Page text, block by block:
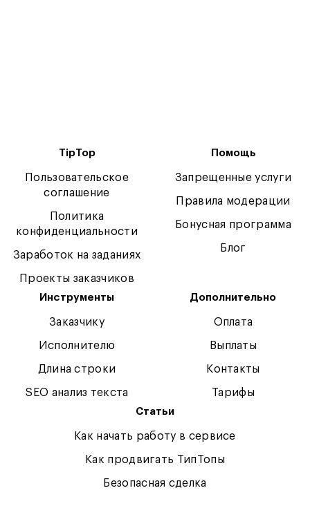
TipTop
Пользовательское
соглашение
Политика
конфиденциальности
Заработок на заданиях
Проекты заказчиков
Помощь
Запрещенные услуги
Правила модерации
Бонусная программа
Блог
Инструменты
Заказчику
Исполнителю
Длина строки
SEO анализ текста
Дополнительно
Оплата
Выплаты
Контакты
Тарифы
Статьи
Как начать работу в сервисе
Как продвигать ТипТопы
Безопасная сделка